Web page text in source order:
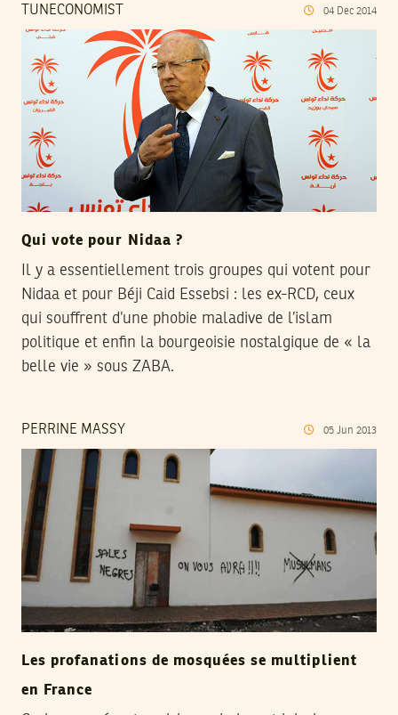
TUNECONOMIST 04 Dec 2014
Qui vote pour Nidaa ?
Il y a essentiellement trois groupes qui votent pour
Nidaa et pour Béji Caid Essebsi : les ex-RCD, ceux
qui souffrent d’une phobie maladive de l’islam
politique et enfin la bourgeoisie nostalgique de « la
belle vie » sous ZABA.
PERRINE MASSY 05 Jun 2013
Les profanations de mosquées se multiplient
en France